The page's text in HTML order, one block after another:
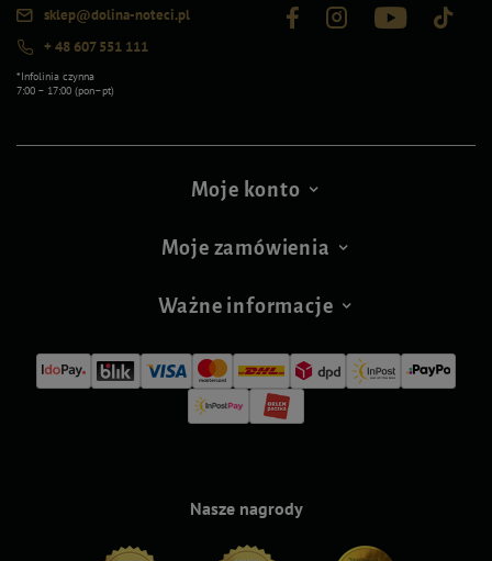
sklep@dolina-noteci.pl
+ 48 607 551 111
*Infolinia czynna
7:00 – 17:00 (pon–pt)
Moje konto
Moje zamówienia
Ważne informacje
Nasze nagrody